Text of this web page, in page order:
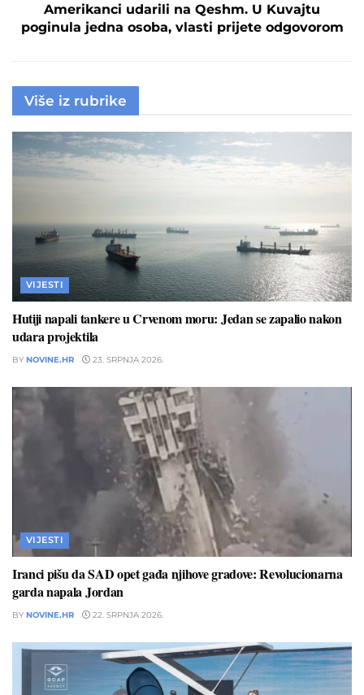
Amerikanci udarili na Qeshm. U Kuvajtu
poginula jedna osoba, vlasti prijete odgovorom
Više iz rubrike
VIJESTI
Hutiji napali tankere u Crvenom moru: Jedan se zapalio nakon
udara projektila
BY NOVINE.HR 23. SRPNJA 2026.
VIJESTI
Iranci pišu da SAD opet gađa njihove gradove: Revolucionarna
garda napala Jordan
BY NOVINE.HR 22. SRPNJA 2026.